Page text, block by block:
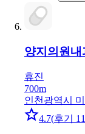
양지의원 내
휴진
700m
인천광역시
4.7(후기 11